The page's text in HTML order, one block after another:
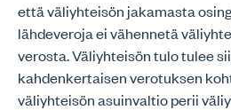
että väliyhteisön jakamasta
lähdeveroja ei vähennetä
verosta. Väliyhteisön tulo tulee
kahdenkertaisen verotuksen
väliyhteisön asuinvaltio perii